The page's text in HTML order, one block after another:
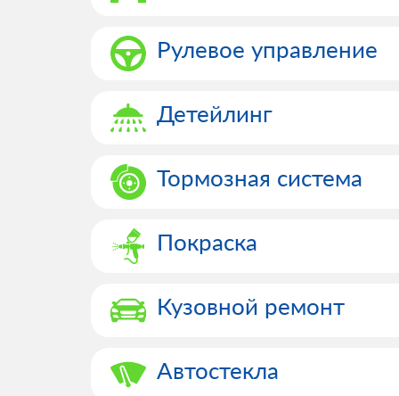
Рулевое управление
Детейлинг
Тормозная система
Покраска
Кузовной ремонт
Автостекла